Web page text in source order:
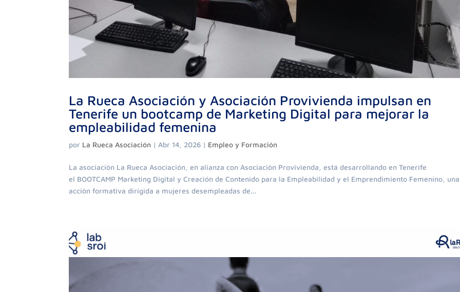
La Rueca Asociación y Asociación Provivienda impulsan en
Tenerife un bootcamp de Marketing Digital para mejorar la
empleabilidad femenina
por La Rueca Asociación | Abr 14, 2026 | Empleo y Formación
La asociación La Rueca Asociación, en alianza con Asociación Provivienda, está desarrollando en Tenerife
el BOOTCAMP Marketing Digital y Creación de Contenido para la Empleabilidad y el Emprendimiento Femenino, una
acción formativa dirigida a mujeres desempleadas de...